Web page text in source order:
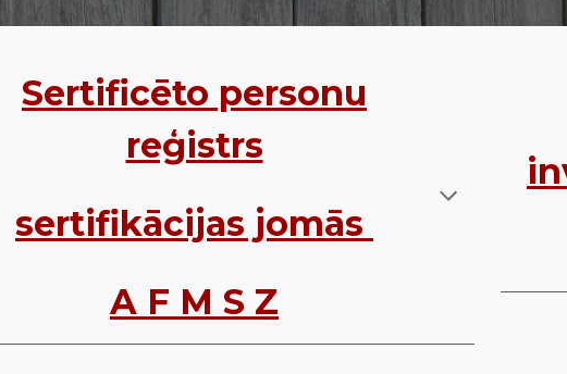
Sertificēto personu
reģistrs
sertifikācijas jomās
A F M S Z